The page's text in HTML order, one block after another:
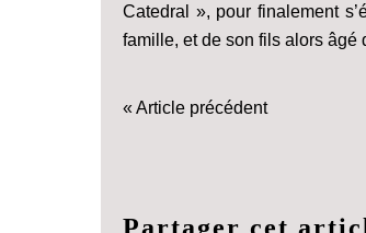
Catedral », pour finalement
famille, et de son fils alors âgé
« Article précédent
Partager cet